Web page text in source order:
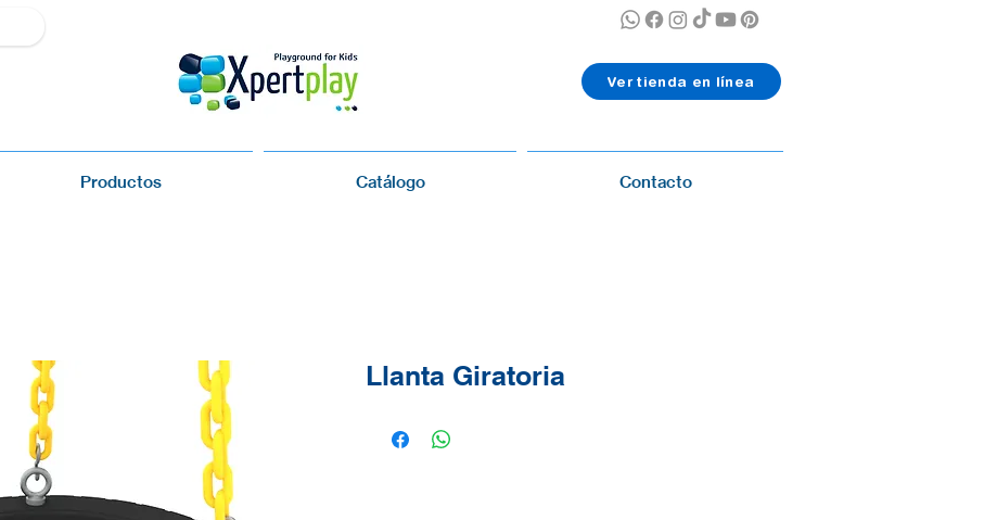
Ver tienda en línea
Productos Catálogo Contacto
Llanta Giratoria